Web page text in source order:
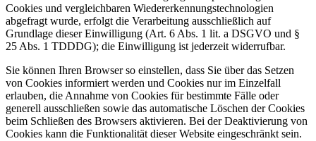
Cookies und vergleichbaren Wiedererkennungstechnologien
abgefragt wurde, erfolgt die Verarbeitung ausschließlich auf
Grundlage dieser Einwilligung (Art. 6 Abs. 1 lit. a DSGVO und §
25 Abs. 1 TDDDG); die Einwilligung ist jederzeit widerrufbar.
Sie können Ihren Browser so einstellen, dass Sie über das Setzen
von Cookies informiert werden und Cookies nur im Einzelfall
erlauben, die Annahme von Cookies für bestimmte Fälle oder
generell ausschließen sowie das automatische Löschen der Cookies
beim Schließen des Browsers aktivieren. Bei der Deaktivierung von
Cookies kann die Funktionalität dieser Website eingeschränkt sein.